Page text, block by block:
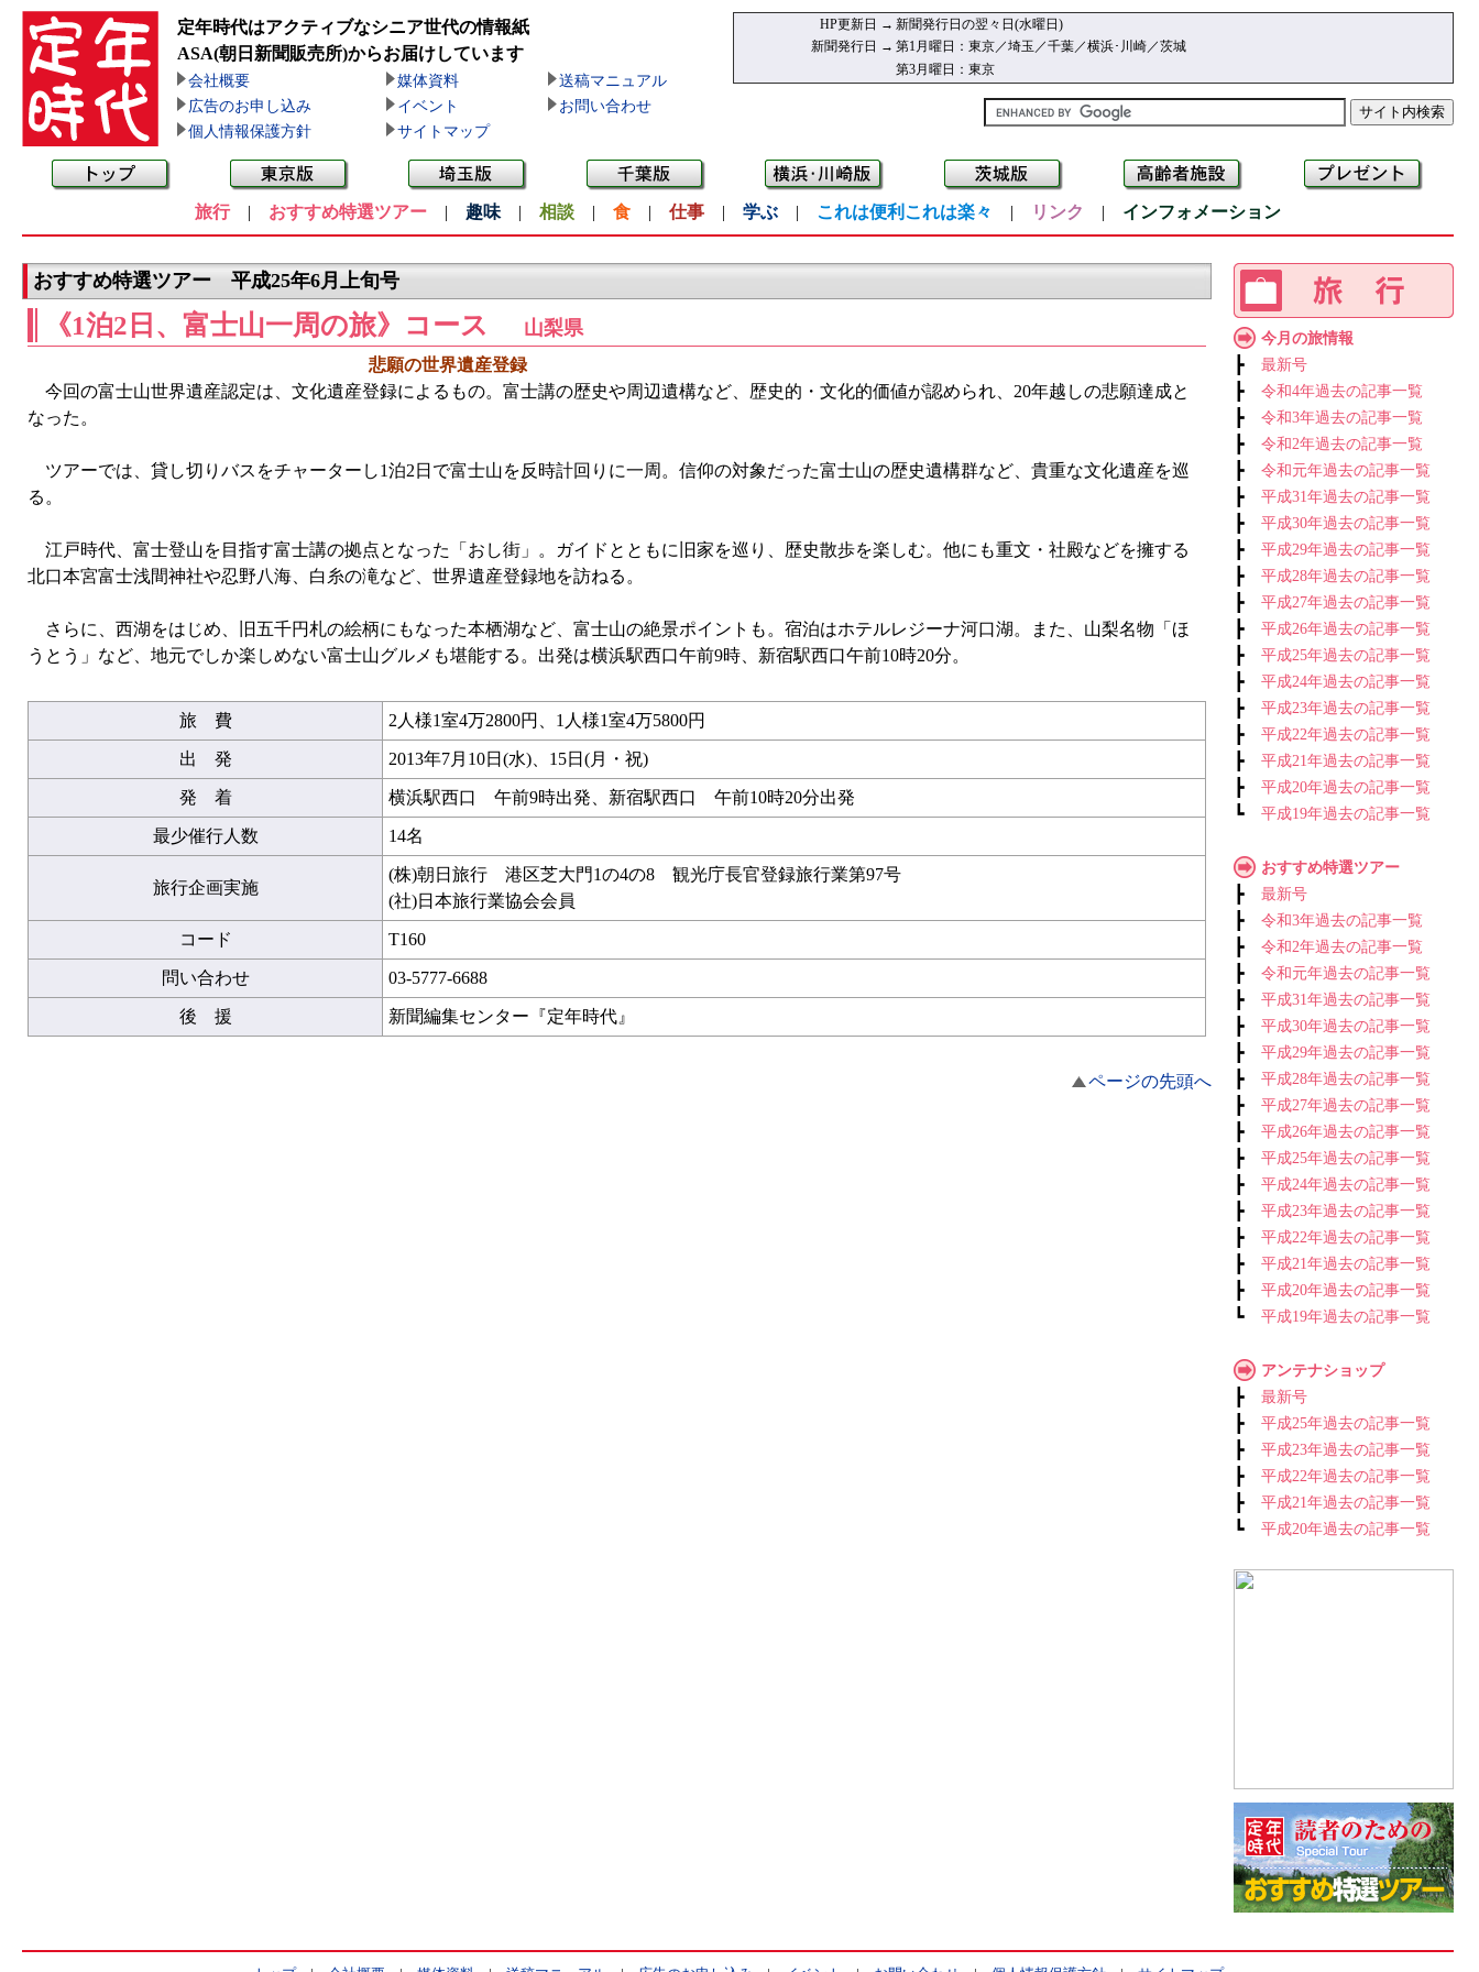
定年時代はアクティブなシニア世代の情報紙
ASA(朝日新聞販売所)からお届けしています
会社概要 媒体資料
送稿マニュアル
広告のお申し込み
イベント
お問い合わせ
個人情報保護方針
サイトマップ
HP更新日 → 新聞発行日の翌々日(水曜日)
新聞発行日 → 第1月曜日：東京／埼玉／千葉／横浜･川崎／茨城
第3月曜日：東京
旅行| おすすめ特選ツアー | 趣味 | 相談 | 食 | 仕事 | 学ぶ | これは便利これは楽々 | リンク | インフォメーション
おすすめ特選ツアー 平成25年6月上旬号
《1泊2日、富士山一周の旅》コース 山梨県
悲願の世界遺産登録
今回の富士山世界遺産認定は、文化遺産登録によるもの。富士講の歴史や周辺遺構など、歴史的・文化的価値が認められ、20年越しの悲願達成と
なった。
ツアーでは、貸し切りバスをチャーターし1泊2日で富士山を反時計回りに一周。信仰の対象だった富士山の歴史遺構群など、貴重な文化遺産を巡
る。
江戸時代、富士登山を目指す富士講の拠点となった「おし街」。ガイドとともに旧家を巡り、歴史散歩を楽しむ。他にも重文・社殿などを擁する
北口本宮富士浅間神社や忍野八海、白糸の滝など、世界遺産登録地を訪ねる。
さらに、西湖をはじめ、旧五千円札の絵柄にもなった本栖湖など、富士山の絶景ポイントも。宿泊はホテルレジーナ河口湖。また、山梨名物「ほ
うとう」など、地元でしか楽しめない富士山グルメも堪能する。出発は横浜駅西口午前9時、新宿駅西口午前10時20分。
旅 費 2人様1室4万2800円、1人様1室4万5800円
出 発 2013年7月10日(水)、15日(月・祝)
発 着 横浜駅西口 午前9時出発、新宿駅西口 午前10時20分出発
最少催行人数 14名
旅行企画実施
(株)朝日旅行 港区芝大門1の4の8 観光庁長官登録旅行業第97号
(社)日本旅行業協会会員
コード T160
問い合わせ 03-5777-6688
後 援 新聞編集センター『定年時代』
ページの先頭へ
今月の旅情報
┣ 最新号
┣ 令和4年過去の記事一覧
┣ 令和3年過去の記事一覧
┣ 令和2年過去の記事一覧
┣ 令和元年過去の記事一覧
┣ 平成31年過去の記事一覧
┣ 平成30年過去の記事一覧
┣ 平成29年過去の記事一覧
┣ 平成28年過去の記事一覧
┣ 平成27年過去の記事一覧
┣ 平成26年過去の記事一覧
┣ 平成25年過去の記事一覧
┣ 平成24年過去の記事一覧
┣ 平成23年過去の記事一覧
┣ 平成22年過去の記事一覧
┣ 平成21年過去の記事一覧
┣ 平成20年過去の記事一覧
┗ 平成19年過去の記事一覧
おすすめ特選ツアー
┣ 最新号
┣ 令和3年過去の記事一覧
┣ 令和2年過去の記事一覧
┣ 令和元年過去の記事一覧
┣ 平成31年過去の記事一覧
┣ 平成30年過去の記事一覧
┣ 平成29年過去の記事一覧
┣ 平成28年過去の記事一覧
┣ 平成27年過去の記事一覧
┣ 平成26年過去の記事一覧
┣ 平成25年過去の記事一覧
┣ 平成24年過去の記事一覧
┣ 平成23年過去の記事一覧
┣ 平成22年過去の記事一覧
┣ 平成21年過去の記事一覧
┣ 平成20年過去の記事一覧
┗ 平成19年過去の記事一覧
アンテナショップ
┣ 最新号
┣ 平成25年過去の記事一覧
┣ 平成23年過去の記事一覧
┣ 平成22年過去の記事一覧
┣ 平成21年過去の記事一覧
┗ 平成20年過去の記事一覧